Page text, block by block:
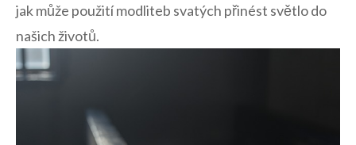
jak může ⁢použití⁣ modliteb svatých přinést světlo do
našich⁤ životů.